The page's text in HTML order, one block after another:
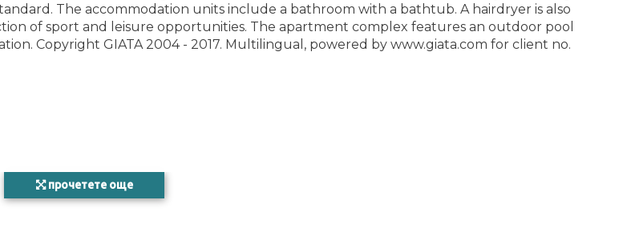
The accommodation units include a bathroom with a bathtub. A hairdryer is also
of sport and leisure opportunities. The apartment complex features an outdoor pool
Copyright GIATA 2004 - 2017. Multilingual, powered by www.giata.com for client no.
прочетете още